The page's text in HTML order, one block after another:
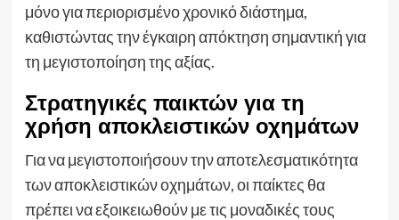
μόνο για περιορισμένο χρονικό διάστημα,
καθιστώντας την έγκαιρη απόκτηση σημαντική για
τη μεγιστοποίηση της αξίας.
Στρατηγικές παικτών για τη
χρήση αποκλειστικών οχημάτων
Για να μεγιστοποιήσουν την αποτελεσματικότητα
των αποκλειστικών οχημάτων, οι παίκτες θα
πρέπει να εξοικειωθούν με τις μοναδικές τους